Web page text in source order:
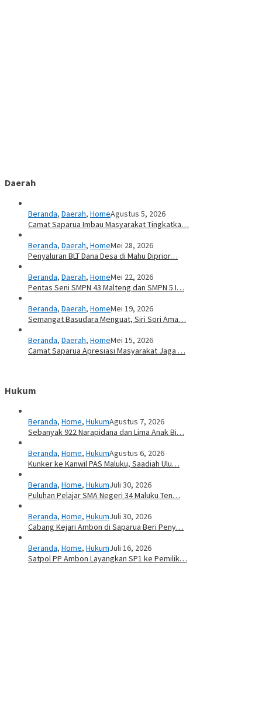
Daerah
Beranda, Daerah, HomeAgustus 5, 2026
Camat Saparua Imbau Masyarakat Tingkatka…
Beranda, Daerah, HomeMei 28, 2026
Penyaluran BLT Dana Desa di Mahu Diprior…
Beranda, Daerah, HomeMei 22, 2026
Pentas Seni SMPN 43 Malteng dan SMPN 5 I…
Beranda, Daerah, HomeMei 19, 2026
Semangat Basudara Menguat, Siri Sori Ama…
Beranda, Daerah, HomeMei 15, 2026
Camat Saparua Apresiasi Masyarakat Jaga …
Hukum
Beranda, Home, HukumAgustus 7, 2026
Sebanyak 922 Narapidana dan Lima Anak Bi…
Beranda, Home, HukumAgustus 6, 2026
Kunker ke Kanwil PAS Maluku, Saadiah Ulu…
Beranda, Home, HukumJuli 30, 2026
Puluhan Pelajar SMA Negeri 34 Maluku Ten…
Beranda, Home, HukumJuli 30, 2026
Cabang Kejari Ambon di Saparua Beri Peny…
Beranda, Home, HukumJuli 16, 2026
Satpol PP Ambon Layangkan SP1 ke Pemilik…